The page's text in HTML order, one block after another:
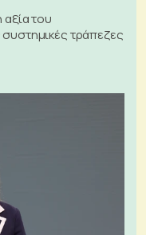
του
τράπεζες